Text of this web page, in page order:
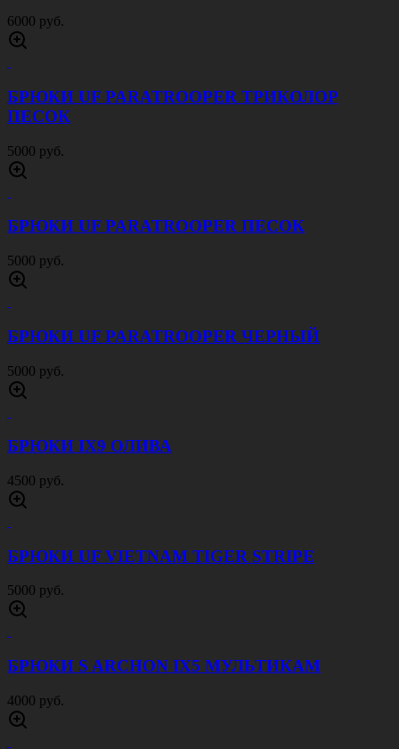
6000 руб.
БРЮКИ UF PARATROOPER ТРИКОЛОР
ПЕСОК
5000 руб.
БРЮКИ UF PARATROOPER ПЕСОК
5000 руб.
БРЮКИ UF PARATROOPER ЧЕРНЫЙ
5000 руб.
БРЮКИ IX9 ОЛИВА
4500 руб.
БРЮКИ UF VIETNAM TIGER STRIPE
5000 руб.
БРЮКИ S ARCHON IX5 МУЛЬТИКАМ
4000 руб.